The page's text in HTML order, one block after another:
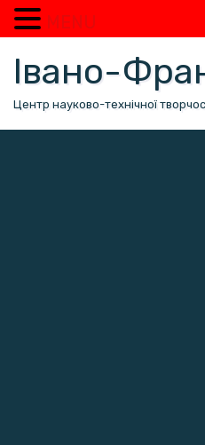
вмісту
Івано-
Центр науково-технічної
MENU